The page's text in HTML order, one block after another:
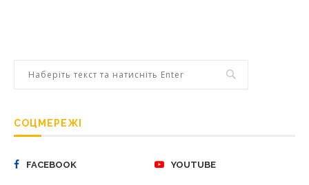
СОЦМЕРЕЖІ
FACEBOOK YOUTUBE